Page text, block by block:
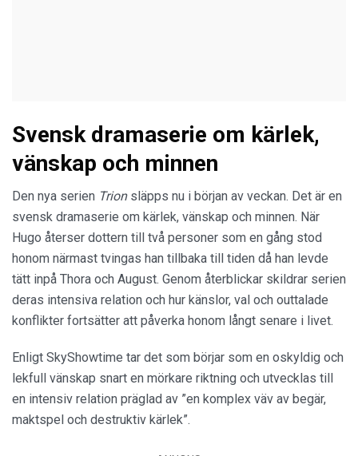
Svensk dramaserie om kärlek,
vänskap och minnen
Den nya serien Trionsläpps nu i början av veckan. Det är en
svensk dramaserie om kärlek, vänskap och minnen. När
Hugo återser dottern till två personer som en gång stod
honom närmast tvingas han tillbaka till tiden då han levde
tätt inpå Thora och August. Genom återblickar skildrar serien
deras intensiva relation och hur känslor, val och outtalade
konflikter fortsätter att påverka honom långt senare i livet.
Enligt SkyShowtime tar det som börjar som en oskyldig och
lekfull vänskap snart en mörkare riktning och utvecklas till
en intensiv relation präglad av ”en komplex väv av begär,
maktspel och destruktiv kärlek”.